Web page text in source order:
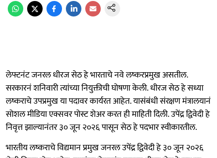
लेफ्टनंट जनरल धीरज सेठ हे भारताचे नवे लष्करप्रमुख असतील.
सरकारनं शनिवारी त्यांच्या नियुक्तीची घोषणा केली. धीरज सेठ हे सध्या
लष्कराचे उपप्रमुख या पदावर कार्यरत आहेत. यासंबंधी संरक्षण मंत्रालयानं
सोशल मीडिया एक्सवर पोस्ट शेअर करत ही माहिती दिली. उपेंद्र द्विवेदी हे
निवृत्त झाल्यानंतर ३० जून २०२६ पासून सेठ हे पदभार स्वीकारतील.
भारतीय लष्कराचे विद्यमान प्रमुख जनरल उपेंद्र द्विवेदी हे ३० जून २०२६